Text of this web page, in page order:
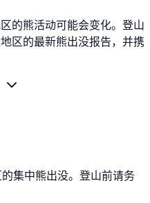
的熊活动可能会变化。登山
区的最新熊出没报告，并携
集中熊出没。登山前请务